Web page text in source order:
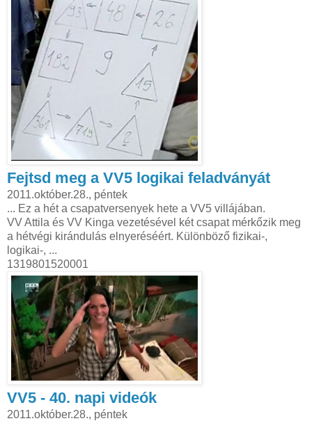
Fejtsd meg a VV5 logikai feladványát
2011.október.28., péntek
... Ez a hét a csapatversenyek hete a VV5 villájában.
VV Attila és VV Kinga vezetésével két csapat mérkőzik meg
a hétvégi kirándulás elnyeréséért. Különböző fizikai-,
logikai-, ...
1319801520001
VV5 - 40. napi videók
2011.október.28., péntek